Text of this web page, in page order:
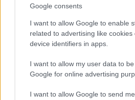
Google consents
I want to allow Google to enable
related to advertising like cookies
device identifiers in apps.
I want to allow my user data to
Google for online advertising
I want to allow Google to send me
Ημερησιες
Ζώδια: Προβλέψεις για
Παρασκευή 17 Ιουλίου
17.07.2026byΛιτσα Πετριδη
Ημερησιες
Ζώδια: Προβλέψεις για